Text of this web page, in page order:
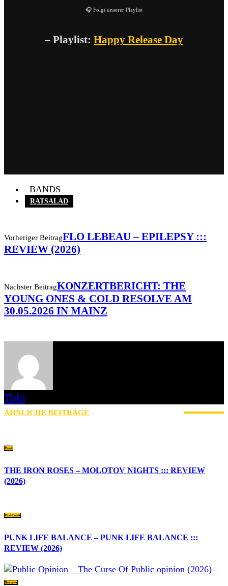
🎧 Folgt unserer Playlist
– Playlist: Happy Release Day
BANDS
RATSALAD
Vorheriger BeitragFLO LEBEAU – EPILEPSY :::
REVIEW (2026)
Nächster BeitragKONZERTBERICHT: THE
YOUNG ONES & COLD RESOLVE AM
30.05.2026 IN MAINZ
Tobi
ÄHNLICHE BEITRÄGE
Punk
THE IRON ROSES – MOLOTOV NIGHTS ::: REVIEW
(2026)
Post-Punk
PUNK LIFE BALANCE – PUNK LIFE BALANCE :::
REVIEW (2026)
Reviews